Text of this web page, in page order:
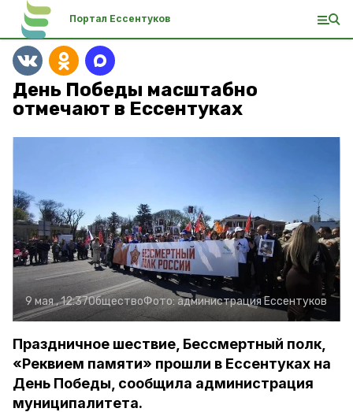
Портал Ессентуков
День Победы масштабно
отмечают в Ессентуках
9 мая , 12:37ОбществоФото:администрация Ессентуков
Праздничное шествие, Бессмертный полк,
«Реквием памяти» прошли в Ессентуках на
День Победы, сообщила администрация
муниципалитета.